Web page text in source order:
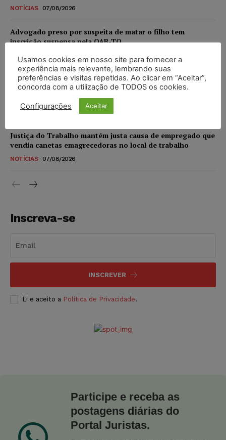
NOTÍCIAS 07/08/2026
Advogado preso por suspeita de matar o filho tem
inscrição suspensa pela OAB-TO
NOTÍCIAS 07/08/2026
STF amplia isenção de IBS e CBS na compra de veículos
novos para pessoas com deficiência e autistas de todos os
DIREITO TRIBUTÁRIO
Justiça do Trabalho mantém justa causa de empregado que
vendia canetas emagrecedoras no local de trabalho
NOTÍCIAS 07/08/2026
Inscreva-se
INSCREVER
Li e aceito a Política de Privacidade.
Participe e receba as
postagens diárias do
Portal Juristas.
Usamos cookies em nosso site para fornecer a
experiência mais relevante, lembrando suas
preferências e visitas repetidas. Ao clicar em “Aceitar”,
concorda com a utilização de TODOS os cookies.
Configurações Aceitar